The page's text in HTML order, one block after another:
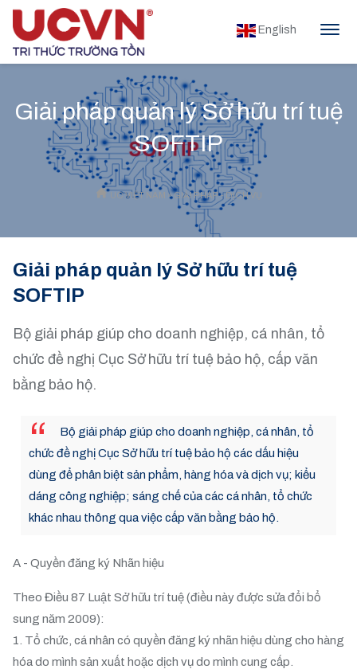
English
Giải pháp quản lý Sở hữu trí tuệ
SOFTIP
UC VIỆT NAM »GIẢI PHÁP - DỊCH VỤ
Giải pháp quản lý Sở hữu trí tuệ
SOFTIP
Bộ giải pháp giúp cho doanh nghiệp, cá nhân, tổ
chức đề nghị Cục Sở hữu trí tuệ bảo hộ, cấp văn
bằng bảo hộ.
Bộ giải pháp giúp cho doanh nghiệp, cá nhân, tổ
chức đề nghị Cục Sở hữu trí tuệ bảo hộ các dấu hiệu
dùng để phân biệt sản phẩm, hàng hóa và dịch vụ; kiểu
dáng công nghiệp; sáng chế của các cá nhân, tổ chức
khác nhau thông qua việc cấp văn bằng bảo hộ.
A - Quyền đăng ký Nhãn hiệu
Theo Điều 87 Luật Sở hữu trí tuệ (điều này được sửa đổi bổ
sung năm 2009):
1. Tổ chức, cá nhân có quyền đăng ký nhãn hiệu dùng cho hàng
hóa do mình sản xuất hoặc dịch vụ do mình cung cấp.